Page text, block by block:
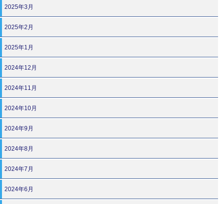
2025年3月
2025年2月
2025年1月
2024年12月
2024年11月
2024年10月
2024年9月
2024年8月
2024年7月
2024年6月